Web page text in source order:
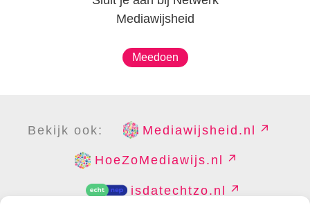
Mediawijsheid
Meedoen
Bekijk ook: Mediawijsheid.nl
HoeZoMediawijs.nl
isdatechtzo.nl